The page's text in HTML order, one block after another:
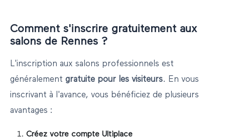
Comment s'inscrire gratuitement aux
salons de Rennes ?
L'inscription aux salons professionnels est
généralement gratuite pour les visiteurs. En vous
inscrivant à l'avance, vous bénéficiez de plusieurs
avantages :
Créez votre compte Ultiplace